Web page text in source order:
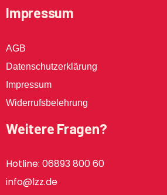
Impressum
AGB
Datenschutzerklärung
Impressum
Widerrufsbelehrung
Weitere Fragen?
Hotline: 06893 800 60
info@lzz.de